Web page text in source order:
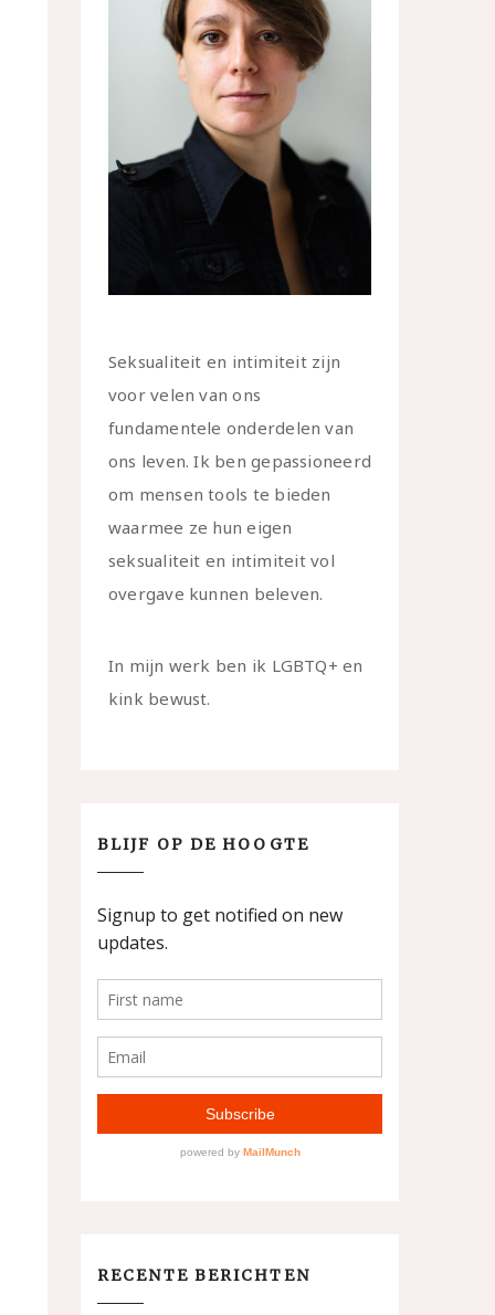
Seksualiteit en intimiteit zijn
voor velen van ons
fundamentele onderdelen van
ons leven. Ik ben gepassioneerd
om mensen tools te bieden
waarmee ze hun eigen
seksualiteit en intimiteit vol
overgave kunnen beleven.
In mijn werk ben ik LGBTQ+ en
kink bewust.
BLIJF OP DE HOOGTE
RECENTE BERICHTEN